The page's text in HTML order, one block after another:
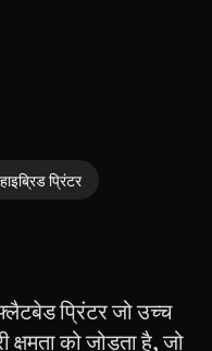
प्रिंटर
प्रिंटर जो उच्च
को जोड़ता है, जो